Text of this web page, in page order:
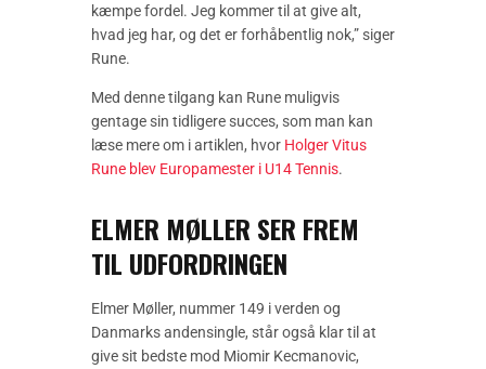
kæmpe fordel. Jeg kommer til at give alt,
hvad jeg har, og det er forhåbentlig nok,” siger
Rune.
Med denne tilgang kan Rune muligvis
gentage sin tidligere succes, som man kan
læse mere om i artiklen, hvor Holger Vitus
Rune blev Europamester i U14 Tennis.
ELMER MØLLER SER FREM
TIL UDFORDRINGEN
Elmer Møller, nummer 149 i verden og
Danmarks andensingle, står også klar til at
give sit bedste mod Miomir Kecmanovic,